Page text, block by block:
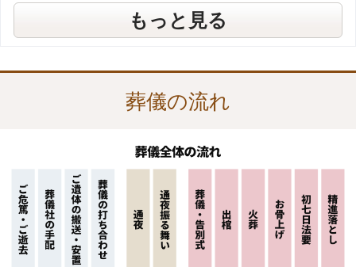
葬儀の後のことも相談できますか？
“葬祭ディレクター”とは、どのような人
でしょうか？もっと見る
葬儀の流れ